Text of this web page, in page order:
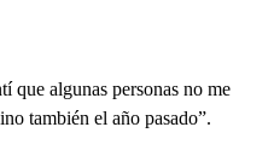
que algunas personas no me
también el año pasado”.